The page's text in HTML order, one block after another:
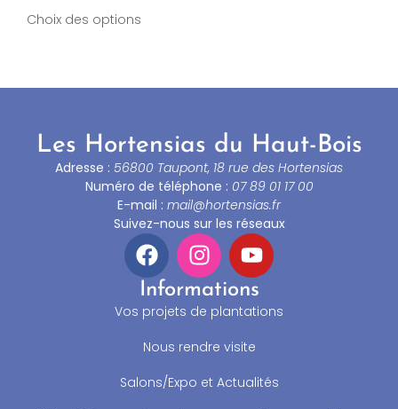
Choix des options
Les Hortensias du Haut-Bois
Adresse : 56800 Taupont, 18 rue des Hortensias
Numéro de téléphone : 07 89 01 17 00
E-mail : mail@hortensias.fr
Suivez-nous sur les réseaux
Informations
Vos projets de plantations
Nous rendre visite
Salons/Expo et Actualités